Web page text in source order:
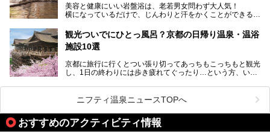
のある温浴施設を紹介します。
ウナを楽しみましょう！
美容と健康にいい岩盤浴は、老若男女問わず大人気！
横になっているだけで、じんわりと汗をかくことができるの
地元の方はもちろん、旅先としても人気の京都。
観光のついでに岩盤浴のある温泉に浸かってリフレッシュす
今回は京都にある岩盤浴のある施設をピックアップしてご紹
観光ついでにひとっ風呂？京都の日帰り温泉・温浴
施設10選
京都に旅行に行くとつい張り切ってあっちもこっちもと観光
し、1日の終わりには歩き疲れてぐったり…という方、いま
そんな疲れた身体には温泉です！京都には、市内にも郊外に
も素晴らしい温泉がたくさんあります。そこで、日帰り利用
できるおすすめの温泉・温浴施設をまとめてみました。
ニフティ温泉ニュースTOPへ
おすすめのアクティビティ情報